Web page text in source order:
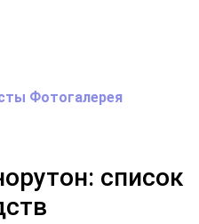
Фотогалерея
список